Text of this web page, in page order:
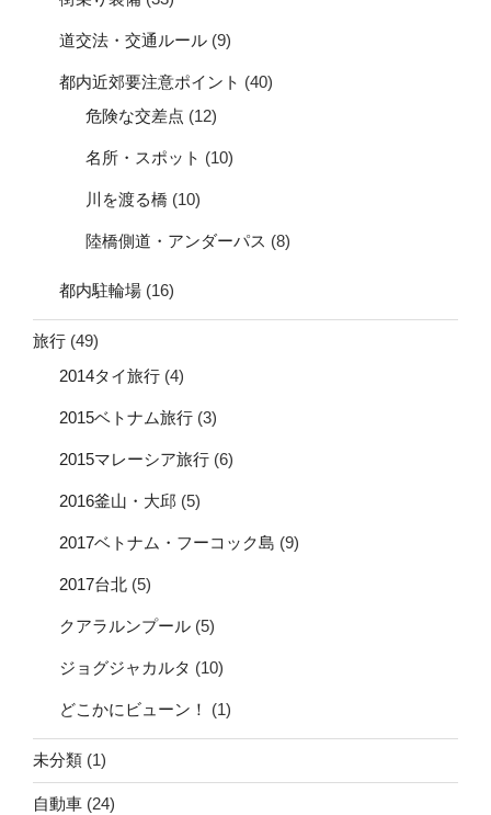
道交法・交通ルール (9)
都内近郊要注意ポイント (40)
危険な交差点 (12)
名所・スポット (10)
川を渡る橋 (10)
陸橋側道・アンダーパス (8)
都内駐輪場 (16)
旅行 (49)
2014タイ旅行 (4)
2015ベトナム旅行 (3)
2015マレーシア旅行 (6)
2016釜山・大邱 (5)
2017ベトナム・フーコック島 (9)
2017台北 (5)
クアラルンプール (5)
ジョグジャカルタ (10)
どこかにビューン！ (1)
未分類 (1)
自動車 (24)